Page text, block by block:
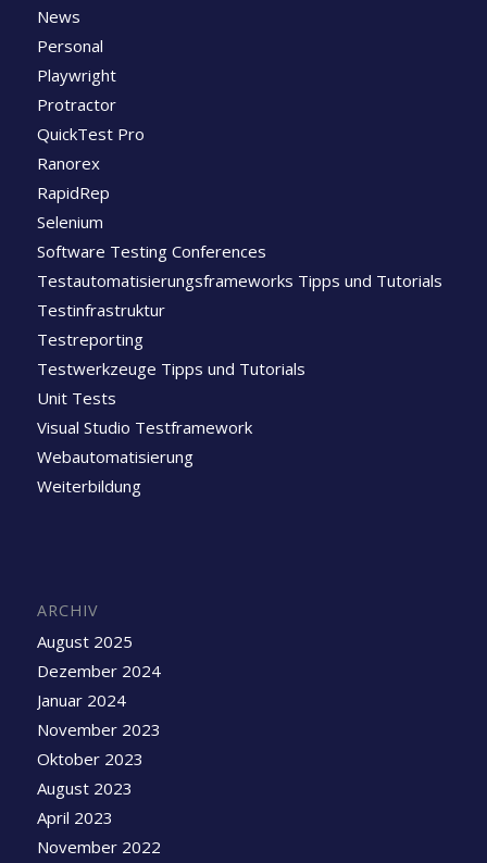
News
Personal
Playwright
Protractor
QuickTest Pro
Ranorex
RapidRep
Selenium
Software Testing Conferences
Testautomatisierungsframeworks Tipps und Tutorials
Testinfrastruktur
Testreporting
Testwerkzeuge Tipps und Tutorials
Unit Tests
Visual Studio Testframework
Webautomatisierung
Weiterbildung
ARCHIV
August 2025
Dezember 2024
Januar 2024
November 2023
Oktober 2023
August 2023
April 2023
November 2022